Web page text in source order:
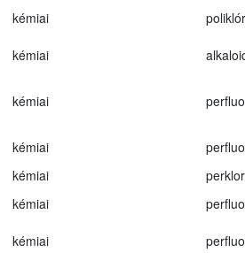
kémiai
kémiai
kémiai
kémiai
kémiai
kémiai
kémiai